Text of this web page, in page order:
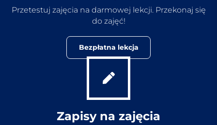
Przetestuj zajęcia na darmowej lekcji. Przekonaj się
do zajęć!
Bezpłatna lekcja
Zapisy na zajęcia